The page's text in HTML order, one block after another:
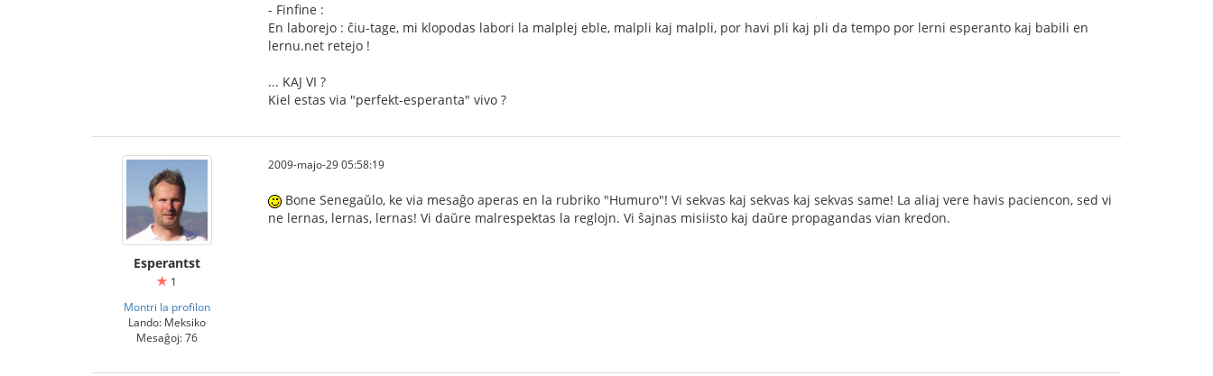
- Finfine :
En laborejo : ĉiu-tage, mi klopodas labori la malplej eble, malpli kaj malpli, por havi pli kaj pli da tempo por lerni esperanto kaj babili en
lernu.net retejo !
... KAJ VI ?
Kiel estas via "perfekt-esperanta" vivo ?
Esperantst
1
Montri la profilon
Lando: Meksiko
Mesaĝoj: 76
2009-majo-29 05:58:19
Bone Senegaŭlo, ke via mesaĝo aperas en la rubriko "Humuro"! Vi sekvas kaj sekvas kaj sekvas same! La aliaj vere havis paciencon, sed vi
ne lernas, lernas, lernas! Vi daŭre malrespektas la reglojn. Vi ŝajnas misiisto kaj daŭre propagandas vian kredon.